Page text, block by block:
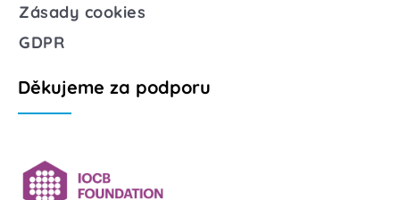
Zásady cookies
GDPR
Děkujeme za podporu